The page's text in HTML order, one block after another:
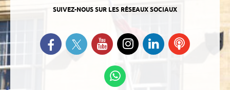
SUIVEZ-NOUS SUR LES RÉSEAUX SOCIAUX
Retrouvez-nous sur Facebook
Suivez-nous sur Twitter
Suivez-nous sur YouTube
Suivez-nous sur
Instagram
Retrouvez-
nous sur
Ecoutez